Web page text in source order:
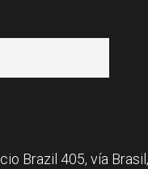
Brazil 405, vía